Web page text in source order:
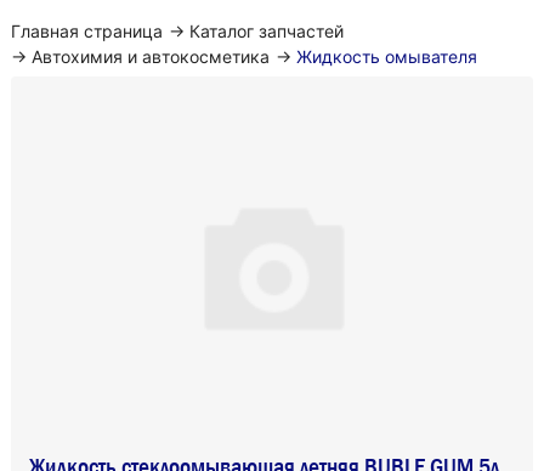
Главная страница → Каталог запчастей
→ Автохимия и автокосметика → Жидкость омывателя